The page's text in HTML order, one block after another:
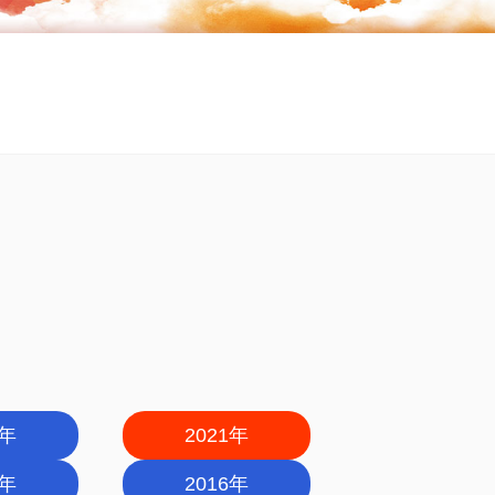
2021年
2016年